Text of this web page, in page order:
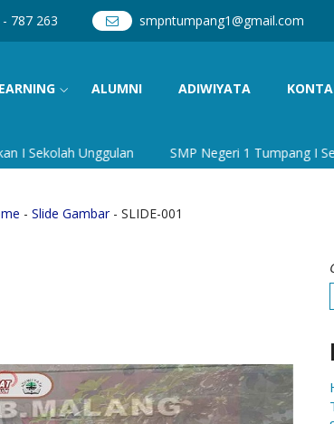
787 263 smpntumpang1@gmail.com
ALUMNI ADIWIYATA
Unggulan SMP Negeri 1 Tumpang I
- Slide Gambar- SLIDE-001